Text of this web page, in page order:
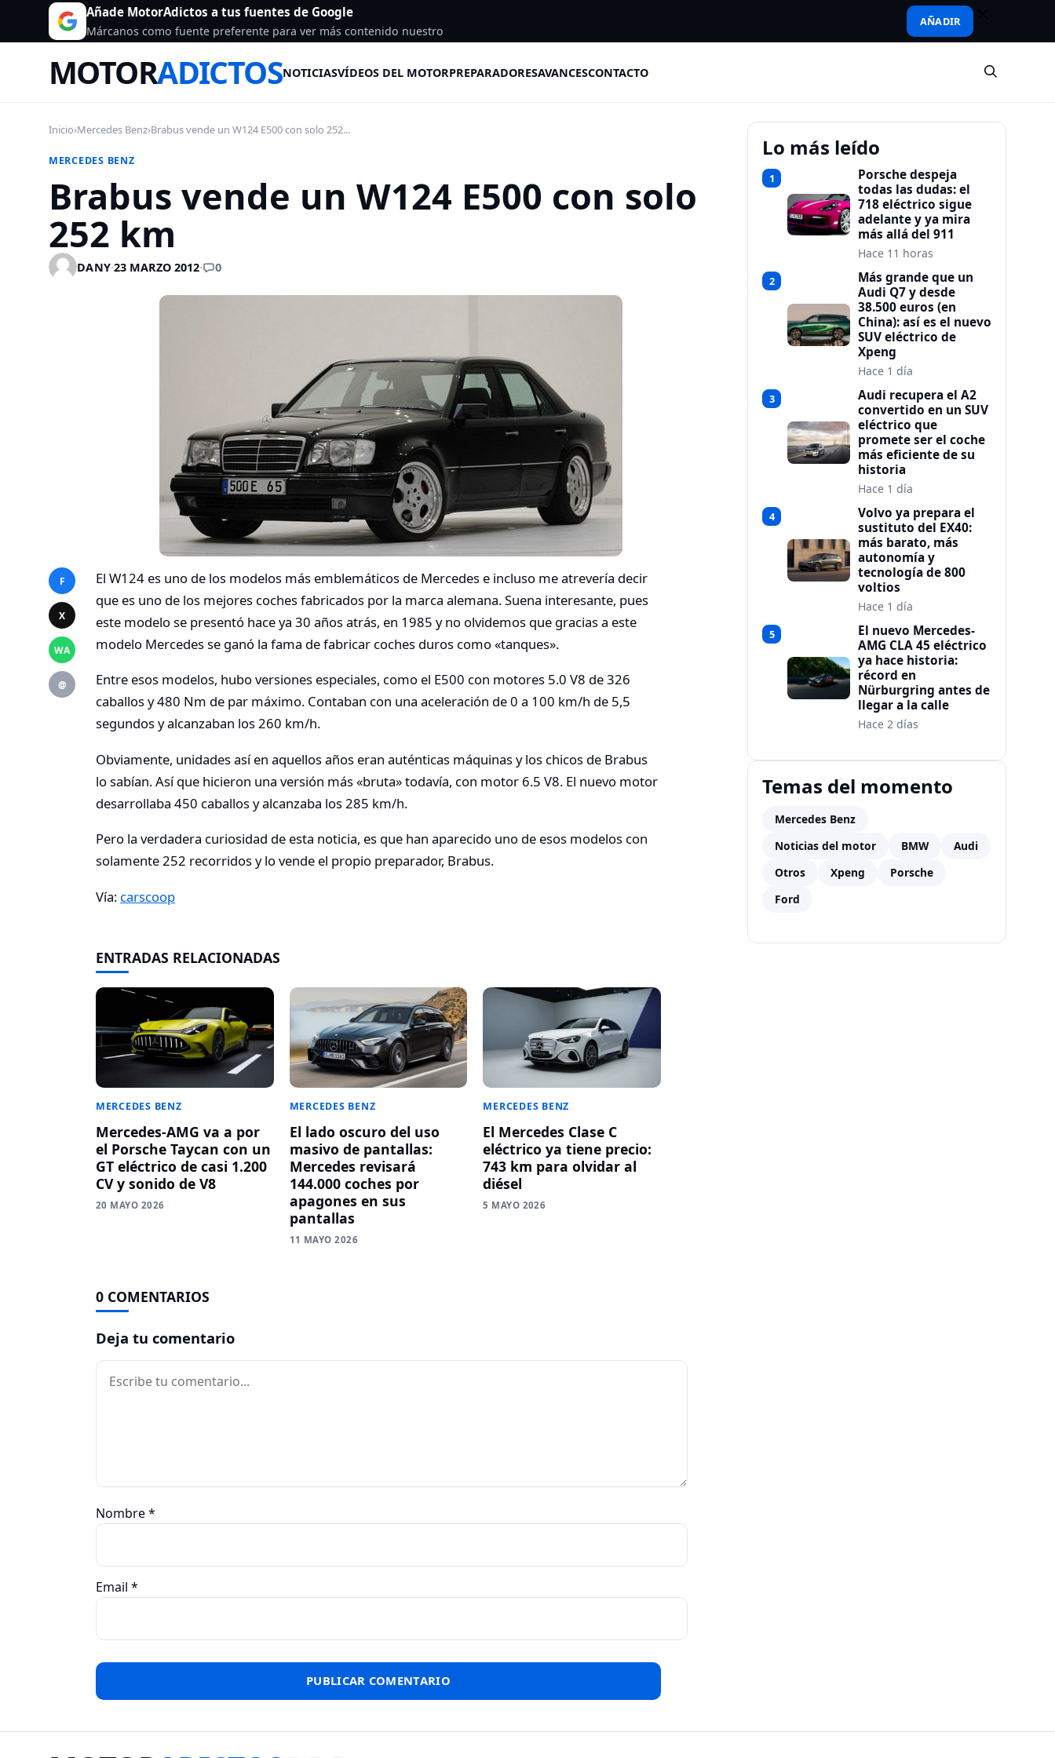
Añade MotorAdictos a tus fuentes de Google
Márcanos como fuente preferente para ver más contenido nuestro
AÑADIR
MOTORADICTOSNOTICIASVÍDEOS DEL MOTORPREPARADORESAVANCESCONTACTO
Inicio›Mercedes Benz›Brabus vende un W124 E500 con solo 252...
MERCEDES BENZ
Brabus vende un W124 E500 con solo
252 km
DANY·23 MARZO 2012· 0
F
X
WA
@
El W124 es uno de los modelos más emblemáticos de Mercedes e incluso me atrevería decir
que es uno de los mejores coches fabricados por la marca alemana. Suena interesante, pues
este modelo se presentó hace ya 30 años atrás, en 1985 y no olvidemos que gracias a este
modelo Mercedes se ganó la fama de fabricar coches duros como «tanques».
Entre esos modelos, hubo versiones especiales, como el E500 con motores 5.0 V8 de 326
caballos y 480 Nm de par máximo. Contaban con una aceleración de 0 a 100 km/h de 5,5
segundos y alcanzaban los 260 km/h.
Obviamente, unidades así en aquellos años eran auténticas máquinas y los chicos de Brabus
lo sabían. Así que hicieron una versión más «bruta» todavía, con motor 6.5 V8. El nuevo motor
desarrollaba 450 caballos y alcanzaba los 285 km/h.
Pero la verdadera curiosidad de esta noticia, es que han aparecido uno de esos modelos con
solamente 252 recorridos y lo vende el propio preparador, Brabus.
Vía: carscoop
ENTRADAS RELACIONADAS
MERCEDES BENZ
Mercedes-AMG va a por
el Porsche Taycan con un
GT eléctrico de casi 1.200
CV y sonido de V8
20 MAYO 2026
MERCEDES BENZ
El lado oscuro del uso
masivo de pantallas:
Mercedes revisará
144.000 coches por
apagones en sus
pantallas
11 MAYO 2026
MERCEDES BENZ
El Mercedes Clase C
eléctrico ya tiene precio:
743 km para olvidar al
diésel
5 MAYO 2026
0 COMENTARIOS
Deja tu comentario
Comentario
Nombre*
Email *
Lo más leído
1
Porsche despeja
todas las dudas: el
718 eléctrico sigue
adelante y ya mira
más allá del 911
Hace 11 horas
2
Más grande que un
Audi Q7 y desde
38.500 euros (en
China): así es el nuevo
SUV eléctrico de
Xpeng
Hace 1 día
3
Audi recupera el A2
convertido en un SUV
eléctrico que
promete ser el coche
más eficiente de su
historia
Hace 1 día
4
Volvo ya prepara el
sustituto del EX40:
más barato, más
autonomía y
tecnología de 800
voltios
Hace 1 día
5
El nuevo Mercedes-
AMG CLA 45 eléctrico
ya hace historia:
récord en
Nürburgring antes de
llegar a la calle
Hace 2 días
Temas del momento
Mercedes Benz
Noticias del motor
BMW
Audi
Otros
Xpeng
Porsche
Ford